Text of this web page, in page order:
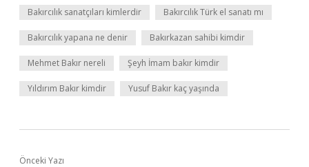
Bakırcılık sanatçıları kimlerdir Bakırcılık Türk el sanatı mı
Bakırcılık yapana ne denir Bakırkazan sahibi kimdir
Mehmet Bakır nereli Şeyh İmam bakır kimdir
Yıldırım Bakır kimdir Yusuf Bakır kaç yaşında
Önceki Yazı